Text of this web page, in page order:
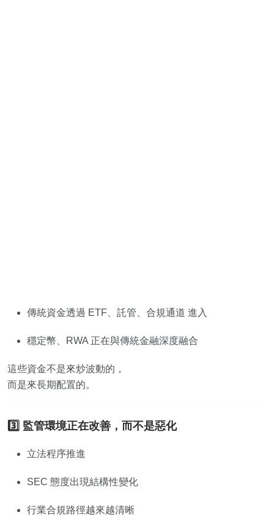
傳統資金透過 ETF、託管、合規通道 進入
穩定幣、RWA 正在與傳統金融深度融合
這些資金不是來炒波動的，
而是來長期配置的。
3️⃣ 監管環境正在改善，而不是惡化
立法程序推進
SEC 態度出現結構性變化
行業合規路徑越來越清晰